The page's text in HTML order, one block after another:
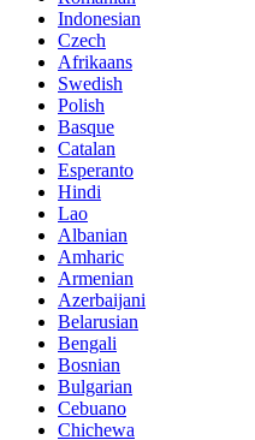
Indonesian
Czech
Afrikaans
Swedish
Polish
Basque
Catalan
Esperanto
Hindi
Lao
Albanian
Amharic
Armenian
Azerbaijani
Belarusian
Bengali
Bosnian
Bulgarian
Cebuano
Chichewa